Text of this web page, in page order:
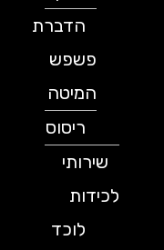
הדברת
פשפש
המיטה
ריסוס
שירותי
לכידות
לוכד